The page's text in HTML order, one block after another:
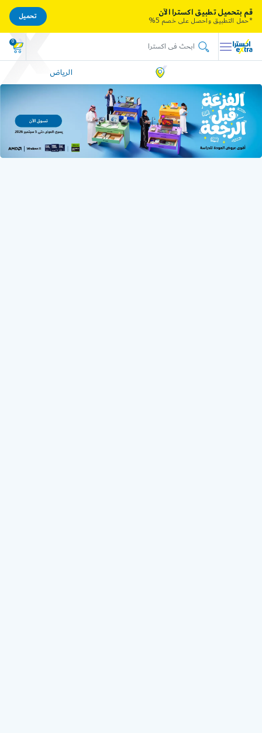
0
الرياض
قم بتحميل تطبيق اكسترا الآن
*حمل التطبيق واحصل على خصم 5%
تحميل